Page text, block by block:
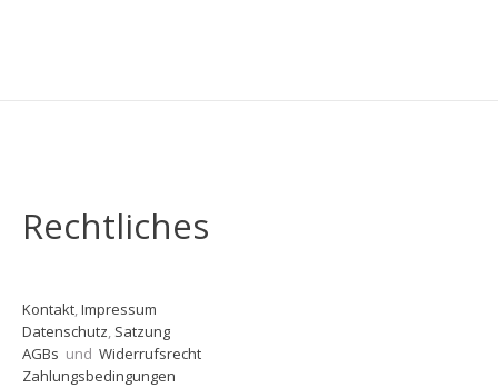
Rechtliches
Kontakt,Impressum
Datenschutz, Satzung
AGBs und Widerrufsrecht
Zahlungsbedingungen